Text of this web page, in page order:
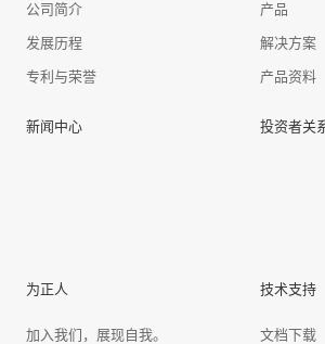
公司简介
发展历程
专利与荣誉
产品
解决方案
产品资料
新闻中心 投资者关
为正人
加入我们，展现自我。
技术支持
文档下载